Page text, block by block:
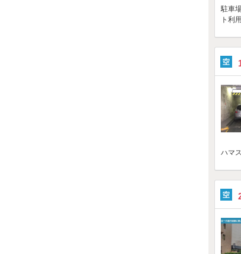
駐車
ト利
ハマ